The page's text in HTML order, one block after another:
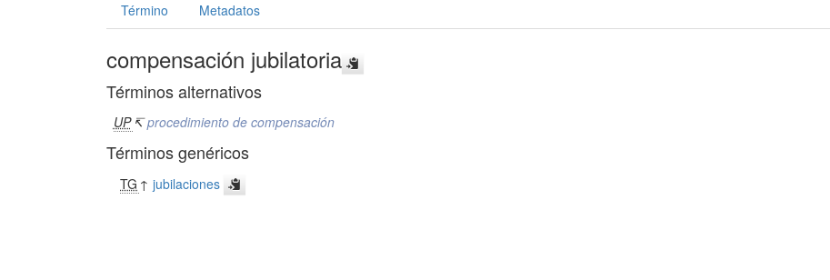
Término Metadatos
compensación jubilatoria
Términos alternativos
UP ↸procedimiento de compensación
Términos genéricos
TG ↑jubilaciones